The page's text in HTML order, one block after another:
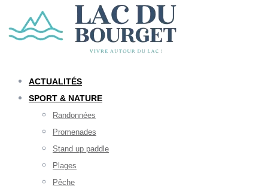
ACTUALITÉS
SPORT & NATURE
Randonnées
Promenades
Stand up paddle
Plages
Pêche